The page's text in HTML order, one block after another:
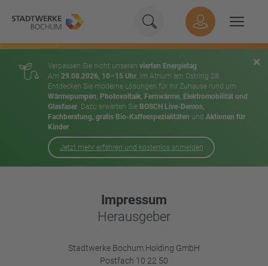
×
Verpassen Sie nicht unseren vierten Energietag
Am 29.08.2026, 10–15 Uhr, im Atrium am Ostring 28:
Entdecken Sie moderne Lösungen für Ihr Zuhause rund um
Wärmepumpen, Photovoltaik, Fernwärme, Elektromobilität und
Glasfaser. Dazu erwarten Sie BOSCH Live-Demos,
Fachberatung, gratis Bio-Kaffeespezialitäten und Aktionen für
Kinder.
Jetzt mehr erfahren und kostenlos anmelden
Geben Sie hier Ihren
Suchen
Hauptnavigation
Impressum
Herausgeber
Stadtwerke Bochum Holding GmbH
Postfach 10 22 50